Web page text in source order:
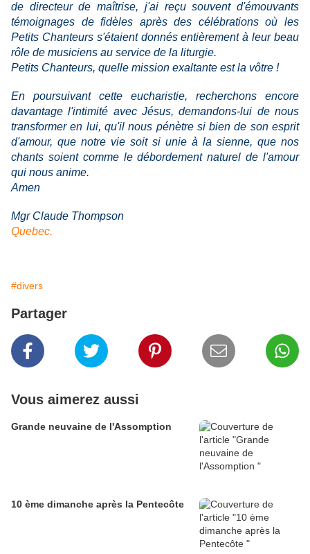
de directeur de maîtrise, j'ai reçu souvent d'émouvants
témoignages de fidèles après des célébrations où les
Petits Chanteurs s'étaient donnés entièrement à leur beau
rôle de musiciens au service de la liturgie.
Petits Chanteurs, quelle mission exaltante est la vôtre !
En poursuivant cette eucharistie, recherchons encore
davantage l'intimité avec Jésus, demandons-lui de nous
transformer en lui, qu'il nous pénètre si bien de son esprit
d'amour, que notre vie soit si unie à la sienne, que nos
chants soient comme le débordement naturel de l'amour
qui nous anime.
Amen
Mgr Claude Thompson
Quebec.
#divers
Partager
Vous aimerez aussi
Grande neuvaine de l'Assomption
10 ème dimanche après la Pentecôte